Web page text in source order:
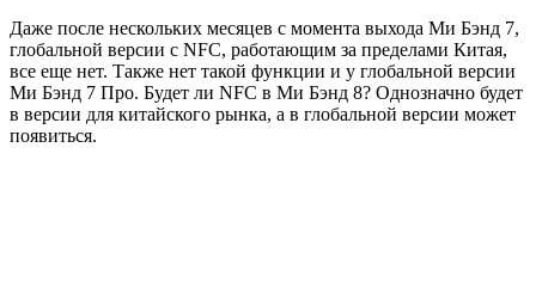
Даже после нескольких месяцев с момента выхода Ми Бэнд 7,
глобальной версии с NFC, работающим за пределами Китая,
все еще нет. Также нет такой функции и у глобальной версии
Ми Бэнд 7 Про. Будет ли NFC в Ми Бэнд 8? Однозначно будет
в версии для китайского рынка, а в глобальной версии может
появиться.